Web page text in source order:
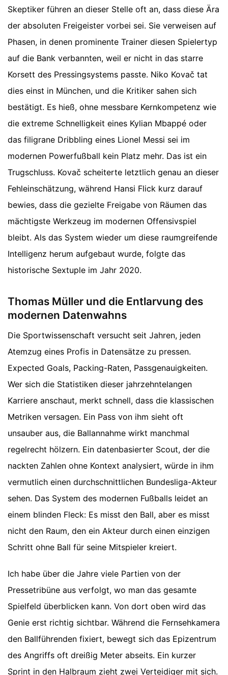
Skeptiker führen an dieser Stelle oft an, dass diese Ära
der absoluten Freigeister vorbei sei. Sie verweisen auf
Phasen, in denen prominente Trainer diesen Spielertyp
auf die Bank verbannten, weil er nicht in das starre
Korsett des Pressingsystems passte. Niko Kovač tat
dies einst in München, und die Kritiker sahen sich
bestätigt. Es hieß, ohne messbare Kernkompetenz wie
die extreme Schnelligkeit eines Kylian Mbappé oder
das filigrane Dribbling eines Lionel Messi sei im
modernen Powerfußball kein Platz mehr. Das ist ein
Trugschluss. Kovač scheiterte letztlich genau an dieser
Fehleinschätzung, während Hansi Flick kurz darauf
bewies, dass die gezielte Freigabe von Räumen das
mächtigste Werkzeug im modernen Offensivspiel
bleibt. Als das System wieder um diese raumgreifende
Intelligenz herum aufgebaut wurde, folgte das
historische Sextuple im Jahr 2020.
Thomas Müller und die Entlarvung des
modernen Datenwahns
Die Sportwissenschaft versucht seit Jahren, jeden
Atemzug eines Profis in Datensätze zu pressen.
Expected Goals, Packing-Raten, Passgenauigkeiten.
Wer sich die Statistiken dieser jahrzehntelangen
Karriere anschaut, merkt schnell, dass die klassischen
Metriken versagen. Ein Pass von ihm sieht oft
unsauber aus, die Ballannahme wirkt manchmal
regelrecht hölzern. Ein datenbasierter Scout, der die
nackten Zahlen ohne Kontext analysiert, würde in ihm
vermutlich einen durchschnittlichen Bundesliga-Akteur
sehen. Das System des modernen Fußballs leidet an
einem blinden Fleck: Es misst den Ball, aber es misst
nicht den Raum, den ein Akteur durch einen einzigen
Schritt ohne Ball für seine Mitspieler kreiert.
Ich habe über die Jahre viele Partien von der
Pressetribüne aus verfolgt, wo man das gesamte
Spielfeld überblicken kann. Von dort oben wird das
Genie erst richtig sichtbar. Während die Fernsehkamera
den Ballführenden fixiert, bewegt sich das Epizentrum
des Angriffs oft dreißig Meter abseits. Ein kurzer
Sprint in den Halbraum zieht zwei Verteidiger mit sich.